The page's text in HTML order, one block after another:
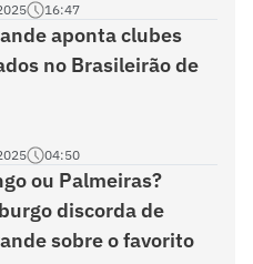
16:47
aponta clubes
no Brasileirão de
04:50
ou Palmeiras?
discorda de
sobre o favorito